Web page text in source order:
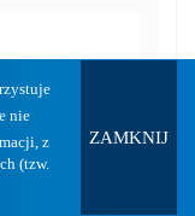
nie
z
(tzw.
ZAMKNIJ